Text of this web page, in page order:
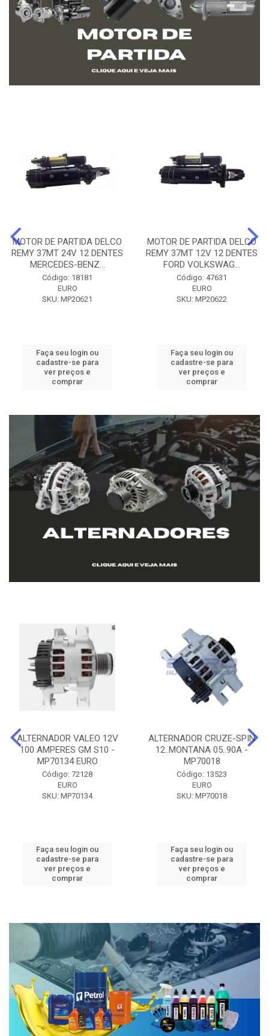
MOTOR DE PARTIDA DELCO
REMY 37MT 24V 12 DENTES
MERCEDES-BENZ...
Código: 18181
EURO
SKU: MP20621
Faça seu login ou
cadastre-se para
ver preços e
comprar
MOTOR DE PARTIDA DELCO
REMY 37MT 12V 12 DENTES
FORD VOLKSWAG...
Código: 47631
EURO
SKU: MP20622
Faça seu login ou
cadastre-se para
ver preços e
comprar
ALTERNADOR VALEO 12V
100 AMPERES GM S10 -
MP70134 EURO
Código: 72128
EURO
SKU: MP70134
Faça seu login ou
cadastre-se para
ver preços e
comprar
ALTERNADOR CRUZE-SPIN
12..MONTANA 05..90A -
MP70018
Código: 13523
EURO
SKU: MP70018
Faça seu login ou
cadastre-se para
ver preços e
comprar